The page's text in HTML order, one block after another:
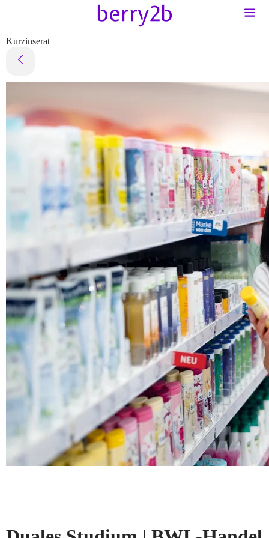
Kurzinserat